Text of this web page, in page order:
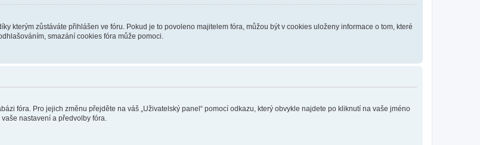
kterým zůstáváte přihlášen ve fóru. Pokud je to povoleno majitelem fóra, můžou být v cookies uloženy informace o tom, které
smazání cookies fóra může pomoci.
fóra. Pro jejich změnu přejděte na váš „Uživatelský panel“ pomocí odkazu, který obvykle najdete po kliknutí na vaše jméno
nastavení a předvolby fóra.